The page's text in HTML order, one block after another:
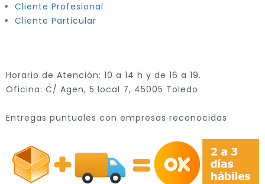
Cliente Profesional
Cliente Particular
Horario de Atención: 10 a 14 h y de 16 a 19.
Oficina: C/ Agen, 5 local 7, 45005 Toledo
Entregas puntuales con empresas reconocidas